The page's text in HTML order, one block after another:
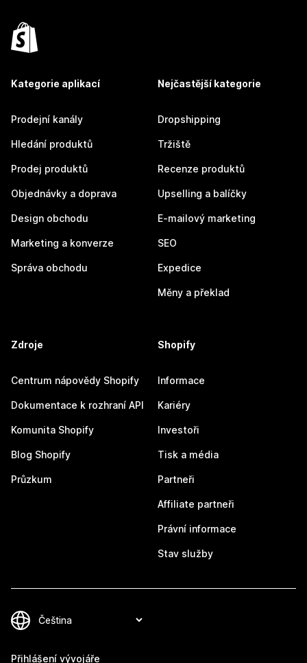
Kategorie aplikací
Prodejní kanály
Hledání produktů
Prodej produktů
Objednávky a doprava
Design obchodu
Marketing a konverze
Správa obchodu
Nejčastější kategorie
Dropshipping
Tržiště
Recenze produktů
Upselling a balíčky
E-mailový marketing
SEO
Expedice
Měny a překlad
Zdroje
Centrum nápovědy Shopify
Dokumentace k rozhraní API
Komunita Shopify
Blog Shopify
Průzkum
Shopify
Informace
Kariéry
Investoři
Tisk a média
Partneři
Affiliate partneři
Právní informace
Stav služby
Přihlášení vývojáře